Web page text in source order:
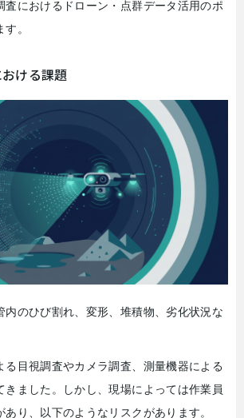
査におけるドローン・点群データ活用のポ
。
ける課題
内のひび割れ、変形、堆積物、劣化状況な
る目視調査やカメラ調査、測量機器による
きました。しかし、現場によっては作業員
り、以下のようなリスクがあります。